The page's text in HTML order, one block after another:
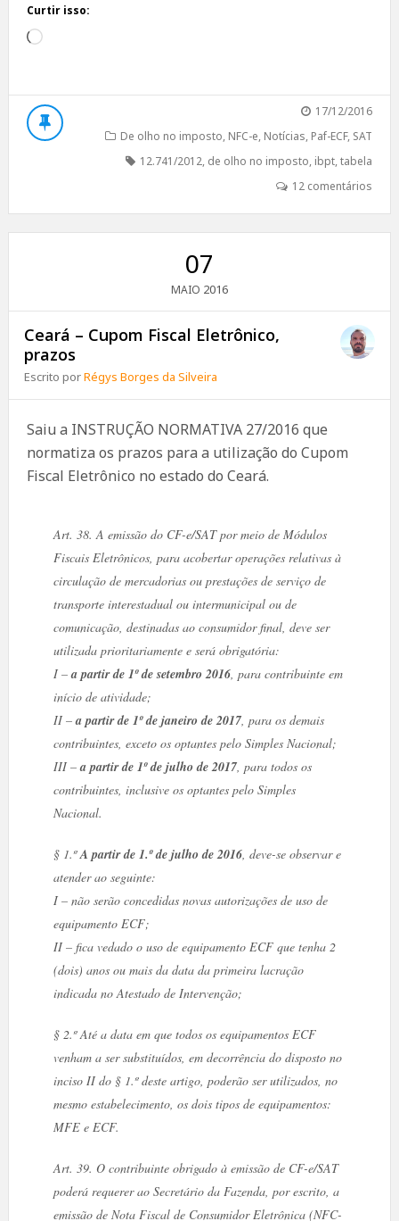
Curtir isso:
Carregando...
17/12/2016
De olho no imposto, NFC-e, Notícias, Paf-ECF, SAT
12.741/2012, de olho no imposto, ibpt,tabela
12 comentários
07
MAIO 2016
Ceará – Cupom Fiscal Eletrônico,
prazos
Escrito porRégys Borges da Silveira
Saiu a INSTRUÇÃO NORMATIVA 27/2016 que
normatiza os prazos para a utilização do Cupom
Fiscal Eletrônico no estado do Ceará.
Art. 38. A emissão do CF-e/SAT por meio de Módulos
Fiscais Eletrônicos, para acobertar operações relativas à
circulação de mercadorias ou prestações de serviço de
transporte interestadual ou intermunicipal ou de
comunicação, destinadas ao consumidor final, deve ser
utilizada prioritariamente e será obrigatória:
I –a partir de 1º de setembro 2016, para contribuinte em
início de atividade;
II –a partir de 1º de janeiro de 2017, para os demais
contribuintes, exceto os optantes pelo Simples Nacional;
III –a partir de 1º de julho de 2017, para todos os
contribuintes, inclusive os optantes pelo Simples
Nacional.
§ 1.ºA partir de 1.º de julho de 2016, deve-se observar e
atender ao seguinte:
I – não serão concedidas novas autorizações de uso de
equipamento ECF;
II – fica vedado o uso de equipamento ECF que tenha 2
(dois) anos ou mais da data da primeira lacração
indicada no Atestado de Intervenção;
§ 2.º Até a data em que todos os equipamentos ECF
venham a ser substituídos, em decorrência do disposto no
inciso II do § 1.º deste artigo, poderão ser utilizados, no
mesmo estabelecimento, os dois tipos de equipamentos:
MFE e ECF.
Art. 39. O contribuinte obrigado à emissão de CF-e/SAT
poderá requerer ao Secretário da Fazenda, por escrito, a
emissão de Nota Fiscal de Consumidor Eletrônica (NFC-